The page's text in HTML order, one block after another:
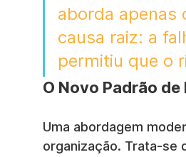
aborda
causa raiz: a
permitiu que o
O Novo Padrão
Uma abordagem
organização. Trata-se